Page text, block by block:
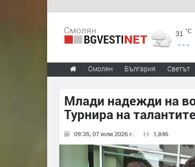
31 °C
Смолян България Светът
Млади надежди на
Турнира на талантите
09:35, 07 юли 2026 г. 1,846